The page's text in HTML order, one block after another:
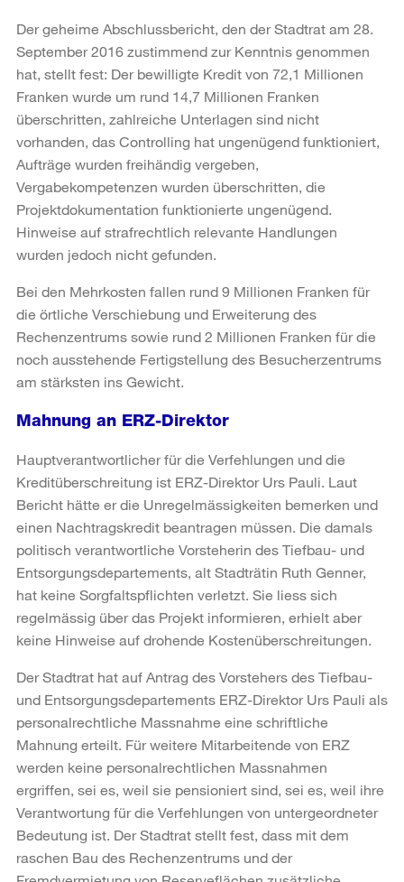
Der geheime Abschlussbericht, den der Stadtrat am 28.
September 2016 zustimmend zur Kenntnis genommen
hat, stellt fest: Der bewilligte Kredit von 72,1 Millionen
Franken wurde um rund 14,7 Millionen Franken
überschritten, zahlreiche Unterlagen sind nicht
vorhanden, das Controlling hat ungenügend funktioniert,
Aufträge wurden freihändig vergeben,
Vergabekompetenzen wurden überschritten, die
Projektdokumentation funktionierte ungenügend.
Hinweise auf strafrechtlich relevante Handlungen
wurden jedoch nicht gefunden.
Bei den Mehrkosten fallen rund 9 Millionen Franken für
die örtliche Verschiebung und Erweiterung des
Rechenzentrums sowie rund 2 Millionen Franken für die
noch ausstehende Fertigstellung des Besucherzentrums
am stärksten ins Gewicht.
Mahnung an ERZ-Direktor
Hauptverantwortlicher für die Verfehlungen und die
Kreditüberschreitung ist ERZ-Direktor Urs Pauli. Laut
Bericht hätte er die Unregelmässigkeiten bemerken und
einen Nachtragskredit beantragen müssen. Die damals
politisch verantwortliche Vorsteherin des Tiefbau- und
Entsorgungsdepartements, alt Stadträtin Ruth Genner,
hat keine Sorgfaltspflichten verletzt. Sie liess sich
regelmässig über das Projekt informieren, erhielt aber
keine Hinweise auf drohende Kostenüberschreitungen.
Der Stadtrat hat auf Antrag des Vorstehers des Tiefbau-
und Entsorgungsdepartements ERZ-Direktor Urs Pauli als
personalrechtliche Massnahme eine schriftliche
Mahnung erteilt. Für weitere Mitarbeitende von ERZ
werden keine personalrechtlichen Massnahmen
ergriffen, sei es, weil sie pensioniert sind, sei es, weil ihre
Verantwortung für die Verfehlungen von untergeordneter
Bedeutung ist. Der Stadtrat stellt fest, dass mit dem
raschen Bau des Rechenzentrums und der